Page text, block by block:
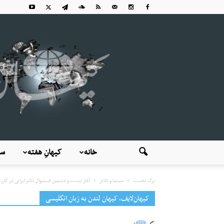
کیهانِ هفته خانه
برگ نخست سینما و تئاتر آغاز بیست و ششمین فستیوال تئاتر ایرانی در
کیهان‌لایف، کیهان لندن به زبان انگلیسی